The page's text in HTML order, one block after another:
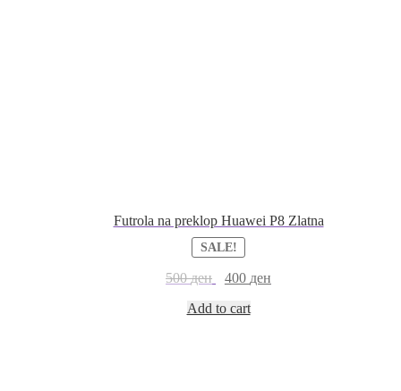
Futrola na preklop Huawei P8 Zlatna
SALE!
500ден 400 ден
Add to cart